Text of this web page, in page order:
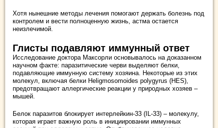
Хотя нынешние методы лечения помогают держать болезнь под
контролем и вести полноценную жизнь, астма остается
неизлечимой.
Глисты подавляют иммунный ответ
Исследование доктора Максорли основывалось на доказанном
научном факте: паразитические черви выделяют белки,
подавляющие иммунную систему хозяина. Некоторые из этих
молекул, включая белки Heligmosomoides polygyrus (HES),
предотвращают аллергические реакции у природных хозяев –
мышей.
Белок паразитов блокирует интерлейкин-33 (IL-33) – молекулу,
которая играет важную роль в инициировании иммунных